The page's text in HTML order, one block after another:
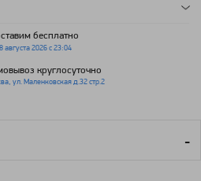
бесплатно
августа 2026 с 23:04
круглосуточно
ул. Маленковская д.32 стр.2